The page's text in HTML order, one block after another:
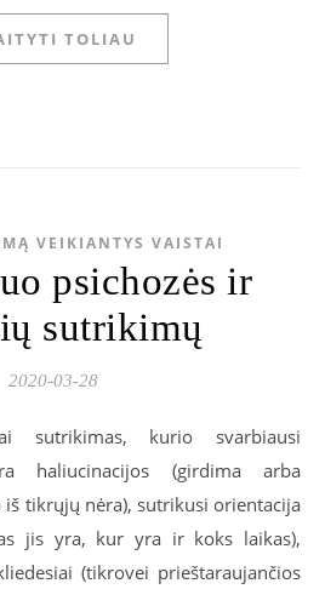
TOLIAU
VEIKIANTYS VAISTAI
psichozės ir
sutrikimų
2020-03-28
sutrikimas, kurio svarbiausi
haliucinacijos (girdima arba
tikrųjų nėra), sutrikusi orientacija
jis yra, kur yra ir koks laikas),
(tikrovei prieštaraujančios